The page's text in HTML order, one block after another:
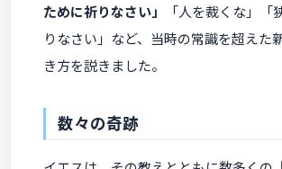
ために祈りなさい」
「人を裁くな」「
りなさい」など、当時の常識を超えた
き方を説きました。
数々の奇跡